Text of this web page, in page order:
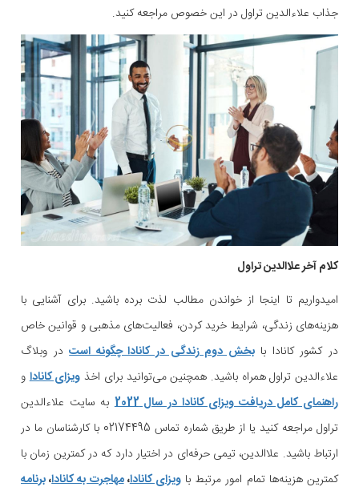
جذاب علاءالدین تراول در این خصوص مراجعه کنید.
کلام آخر علاالدین تراول
امیدواریم تا اینجا از خواندن مطالب لذت برده باشید. برای آشنایی با
هزینه‌های زندگی، شرایط خرید کردن، فعالیت‌های مذهبی و قوانین خاص
در کشور کانادا بابخش دوم زندگی در کانادا چگونه استدر وبلاگ
علاءالدین تراول همراه باشید. همچنین می‌توانید برای اخذ ویزای کاناداو
راهنمای کامل دریافت ویزای کانادا در سال 2022
به سایت علاءالدین
تراول مراجعه کنید یا از طریق شماره تماس 02174495 با کارشناسان ما در
ارتباط باشید. علاالدین، تیمی حرفه‌ای در اختیار دارد که در کمترین زمان با
کمترین هزینه‌ها تمام امور مرتبط باویزای کانادا،مهاجرت به کانادا،‌برنامه